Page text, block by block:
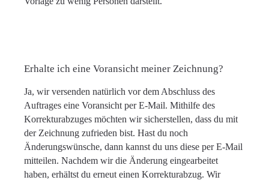
Erhalte ich eine Voransicht meiner Zeichnung?
Ja, wir versenden natürlich vor dem Abschluss des
Auftrages eine Voransicht per E-Mail. Mithilfe des
Korrekturabzuges möchten wir sicherstellen, dass du mit
der Zeichnung zufrieden bist. Hast du noch
Änderungswünsche, dann kannst du uns diese per E-Mail
mitteilen. Nachdem wir die Änderung eingearbeitet
haben, erhältst du erneut einen Korrekturabzug. Wir